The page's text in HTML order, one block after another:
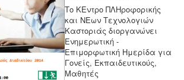
Το ΚΕντρο ΠΛΗροφορικής
και ΝΕων Τεχνολογιών
Καστοριάς διοργανώνει
Ενημερωτική -
Επιμορφωτική Ημερίδα για
Γονείς, Εκπαιδευτικούς,
Μαθητές